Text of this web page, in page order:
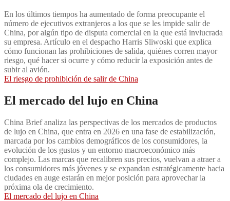
En los últimos tiempos ha aumentado de forma preocupante el
número de ejecutivos extranjeros a los que se les impide salir de
China, por algún tipo de disputa comercial en la que está invlucrada
su empresa. Artículo en el despacho Harris Sliwoski que explica
cómo funcionan las prohibiciones de salida, quiénes corren mayor
riesgo, qué hacer si ocurre y cómo reducir la exposición antes de
subir al avión.
El riesgo de prohibición de salir de China
El mercado del lujo en China
China Brief analiza las perspectivas de los mercados de productos
de lujo en China, que entra en 2026 en una fase de estabilización,
marcada por los cambios demográficos de los consumidores, la
evolución de los gustos y un entorno macroeconómico más
complejo. Las marcas que recalibren sus precios, vuelvan a atraer a
los consumidores más jóvenes y se expandan estratégicamente hacia
ciudades en auge estarán en mejor posición para aprovechar la
próxima ola de crecimiento.
El mercado del lujo en China